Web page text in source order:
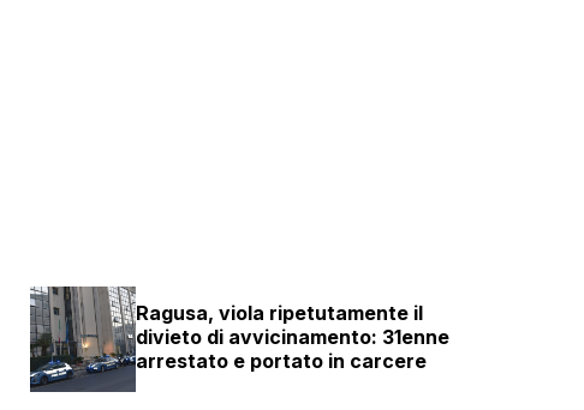
Ragusa, viola ripetutamente il
divieto di avvicinamento: 31enne
arrestato e portato in carcere